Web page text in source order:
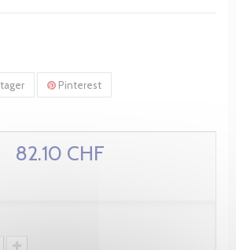
Pinterest
82.10 CHF